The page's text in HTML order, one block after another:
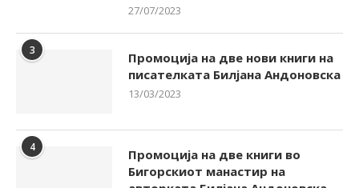
27/07/2023
3
Промоција на две нови книги на
писателката Билјана Андоновска
13/03/2023
4
Промоција на две книги во
Бигорскиот манастир на